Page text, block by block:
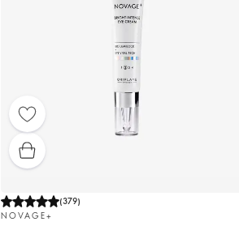
(379)
NOVAGE+